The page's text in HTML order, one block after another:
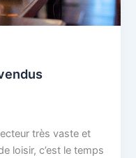
très vaste et
loisir, c’est le temps